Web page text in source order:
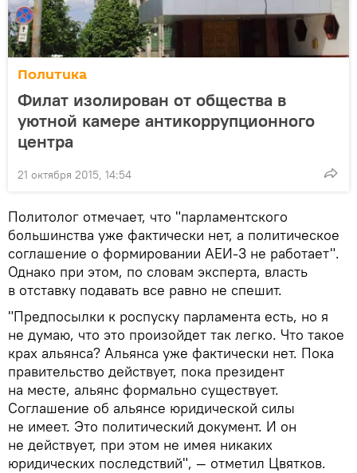
Политика
Филат изолирован от общества в
уютной камере антикоррупционного
центра
21 октября 2015, 14:54
Политолог отмечает, что "парламентского
большинства уже фактически нет, а политическое
соглашение о формировании АЕИ-3 не работает".
Однако при этом, по словам эксперта, власть
в отставку подавать все равно не спешит.
"Предпосылки к роспуску парламента есть, но я
не думаю, что это произойдет так легко. Что такое
крах альянса? Альянса уже фактически нет. Пока
правительство действует, пока президент
на месте, альянс формально существует.
Соглашение об альянсе юридической силы
не имеет. Это политический документ. И он
не действует, при этом не имея никаких
юридических последствий", — отметил Цвятков.